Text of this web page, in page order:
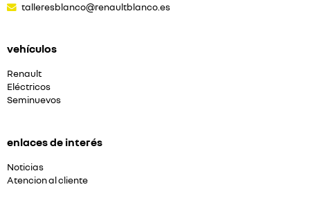
talleresblanco@renaultblanco.es
vehículos
Renault
Eléctricos
Seminuevos
enlaces de interés
Noticias
Atencion al cliente